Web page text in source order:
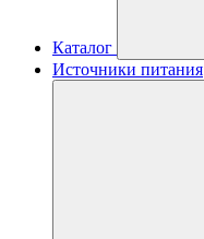
Каталог
Источники питания